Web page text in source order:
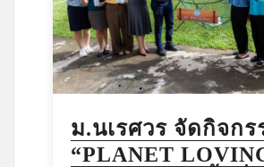
ม.นเรศวร จัดกิจกร
“PLANET